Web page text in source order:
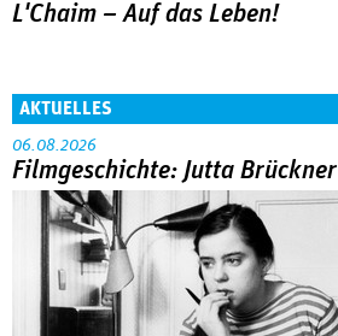
L'Chaim – Auf das Leben!
AKTUELLES
06.08.2026
Filmgeschichte: Jutta Brückner